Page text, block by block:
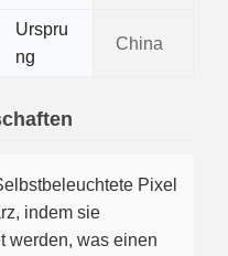
Urspru
ng
China
Pixel
indem sie
werden, was einen